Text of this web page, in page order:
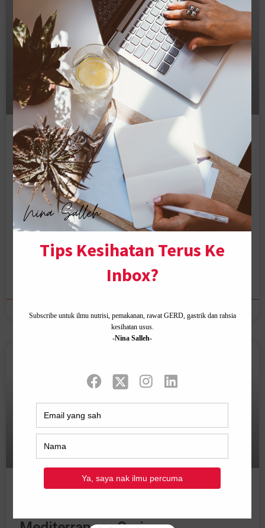
5 Tips untuk Memulakan Bisnes
Dari Rumah
Memandangkan tahun 2020 ialah tahun di mana kita
semua dilanda wabak Covid-19 dan ramai yang dibuang
kerja, saya nak kongsikan tips untuk mulakan bisnes dari
rumah. Mungkin beri idea baru…